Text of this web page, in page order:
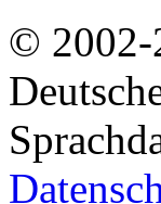
© 2002-